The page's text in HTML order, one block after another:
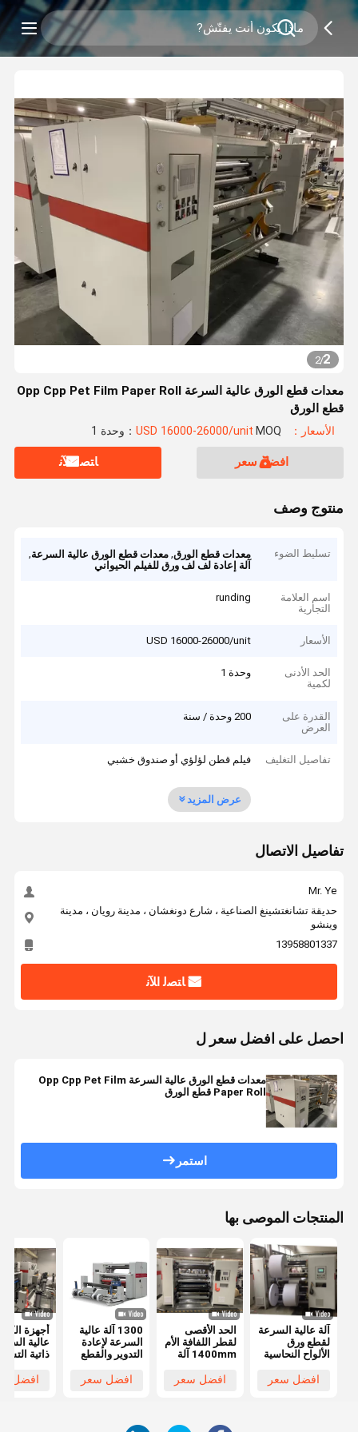
2
/
2
معدات قطع الورق عالية السرعة Opp Cpp Pet Film Paper Roll
قطع الورق
الأسعار：USD 16000-26000/unit MOQ：وحدة 1
افضل سعر ﺎﺘﺼﻟ ﺍﻶﻧ
منتوج وصف
تسليط الضوء معدات قطع الورق,معدات قطع الورق عالية السرعة,
آلة إعادة لف لف ورق للفيلم الحيواني
اسم العلامة
التجارية
runding
الأسعار USD 16000-26000/unit
الحد الأدنى
لكمية
وحدة 1
القدرة على
العرض
200 وحدة / سنة
تفاصيل التغليف فيلم قطن لؤلؤي أو صندوق خشبي
عرض المزيد
تفاصيل الاتصال
Mr. Ye
حديقة تشانغتشينغ الصناعية ، شارع دونغشان ، مدينة رويان ، مدينة
وينشو
13958801337
ﺎﺘﺼﻟ ﺍﻶﻧ
احصل على افضل سعر ل
معدات قطع الورق عالية السرعة Opp Cpp Pet Film
Paper Roll قطع الورق
استمر
المنتجات الموصى بها
آلة عالية السرعة
لقطع ورق
الألواح النحاسية
سرعة قطع
افضل سعر
الحد الأقصى
لقطر اللفافة الأم
1400mm آلة
الكرافت عالية
افضل سعر
1300 آلة عالية
السرعة لإعادة
التدوير والقطع
آلة قطع عالية
افضل سعر
أجهزة
عالية
ذاتية
النحاس،
افضل